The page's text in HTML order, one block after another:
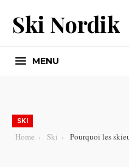
Ski Nordik
MENU
SKI
Home Ski Pourquoi les